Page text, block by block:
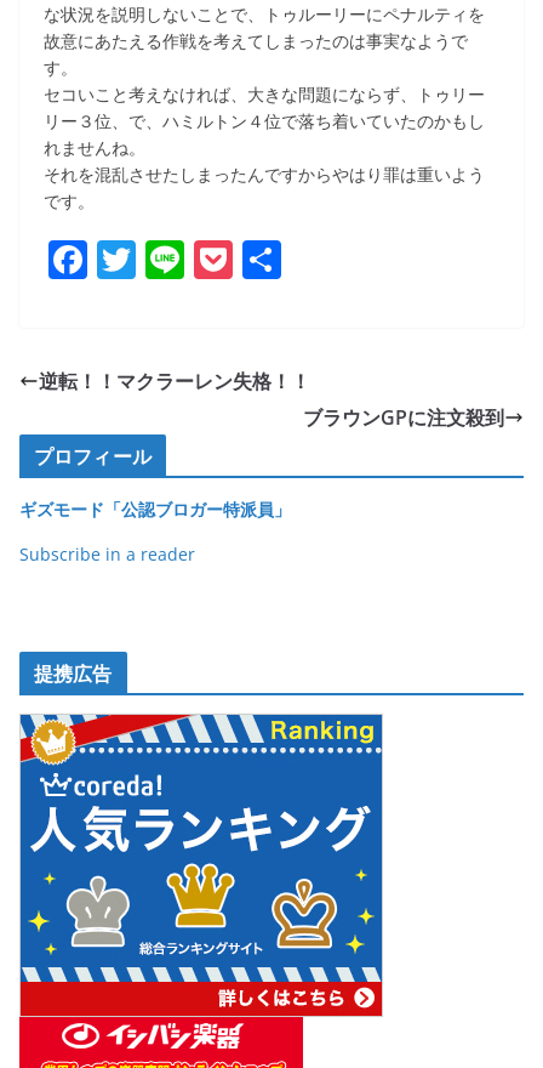
な状況を説明しないことで、トゥルーリーにペナルティを
故意にあたえる作戦を考えてしまったのは事実なようで
す。
セコいこと考えなければ、大きな問題にならず、トゥリー
リー３位、で、ハミルトン４位で落ち着いていたのかもし
れませんね。
それを混乱させたしまったんですからやはり罪は重いよう
です。
F
e
o
o
k
T
er
Li P
et
逆転！！マクラーレン失格！！
ブラウンGPに注文殺到
プロフィール
ギズモード「公認ブロガー特派員」
Subscribe in a reader
提携広告